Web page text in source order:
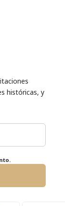
históricas, y